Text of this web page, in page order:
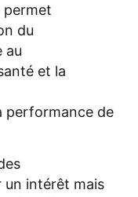
permet
du
au
et la
performance de
intérêt mais